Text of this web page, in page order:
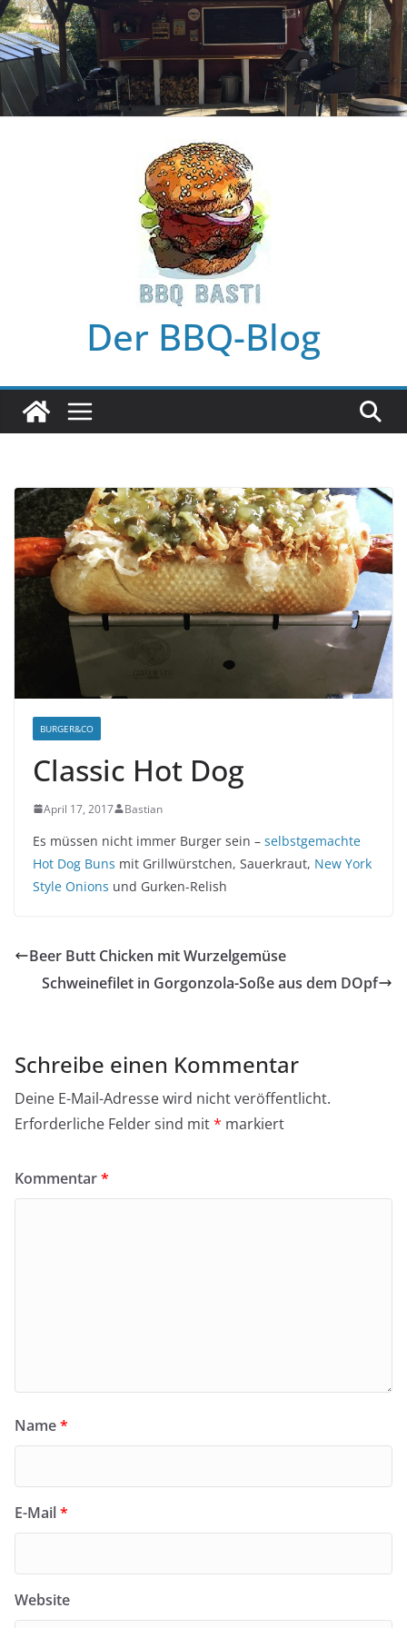
Zum
Inhalt
springen
Der BBQ-Blog
BURGER&CO
Classic Hot Dog
April 17, 2017 Bastian
Es müssen nicht immer Burger sein – selbstgemachte
Hot Dog Buns mit Grillwürstchen, Sauerkraut, New York
Style Onions und Gurken-Relish
Beer Butt Chicken mit Wurzelgemüse
Schweinefilet in Gorgonzola-Soße aus dem DOpf
Schreibe einen Kommentar
Deine E-Mail-Adresse wird nicht veröffentlicht.
Erforderliche Felder sind mit* markiert
Kommentar*
Name*
E-Mail*
Website